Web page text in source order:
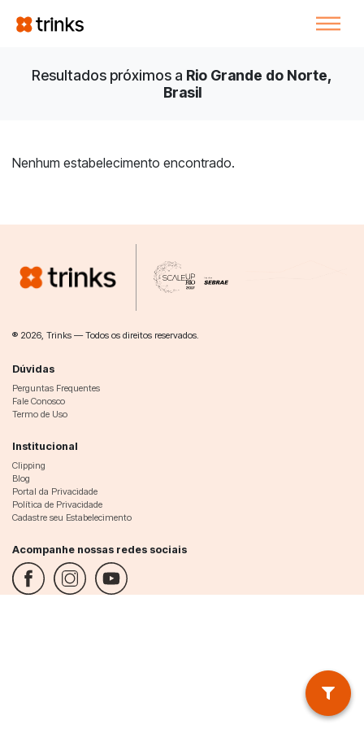
Resultados próximos a Rio Grande do Norte,
Brasil
Nenhum estabelecimento encontrado.
® 2026, Trinks — Todos os direitos reservados.
Dúvidas
Perguntas Frequentes
Fale Conosco
Termo de Uso
Institucional
Clipping
Blog
Portal da Privacidade
Política de Privacidade
Cadastre seu Estabelecimento
Acompanhe nossas redes sociais